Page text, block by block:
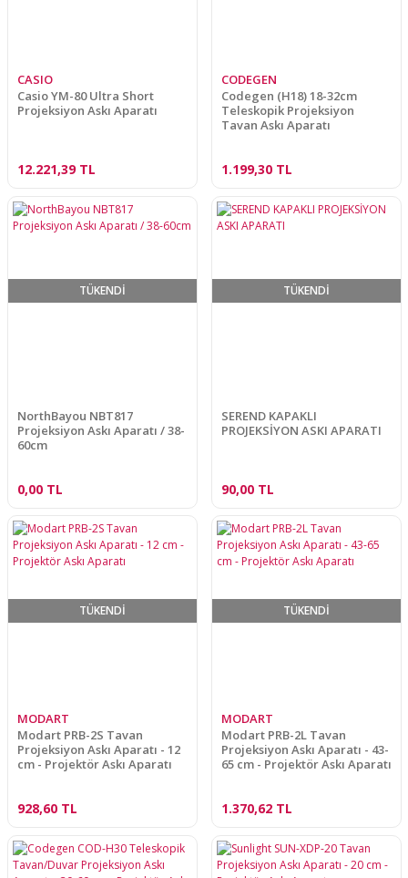
CASIO
Casio YM-80 Ultra Short
Projeksiyon Askı Aparatı
12.221,39 TL
CODEGEN
Codegen (H18) 18-32cm
Teleskopik Projeksiyon
Tavan Askı Aparatı
1.199,30 TL
TÜKENDİ
NorthBayou NBT817
Projeksiyon Askı Aparatı / 38-
60cm
0,00 TL
TÜKENDİ
SEREND KAPAKLI
PROJEKSİYON ASKI APARATI
90,00 TL
TÜKENDİ
MODART
Modart PRB-2S Tavan
Projeksiyon Askı Aparatı - 12
cm - Projektör Askı Aparatı
928,60 TL
TÜKENDİ
MODART
Modart PRB-2L Tavan
Projeksiyon Askı Aparatı - 43-
65 cm - Projektör Askı Aparatı
1.370,62 TL